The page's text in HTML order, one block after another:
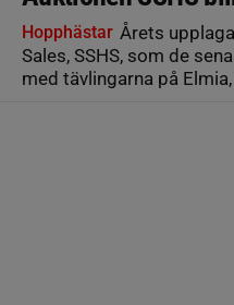
Hopphästar Årets
Sales, SSHS, som de
med tävlingarna på